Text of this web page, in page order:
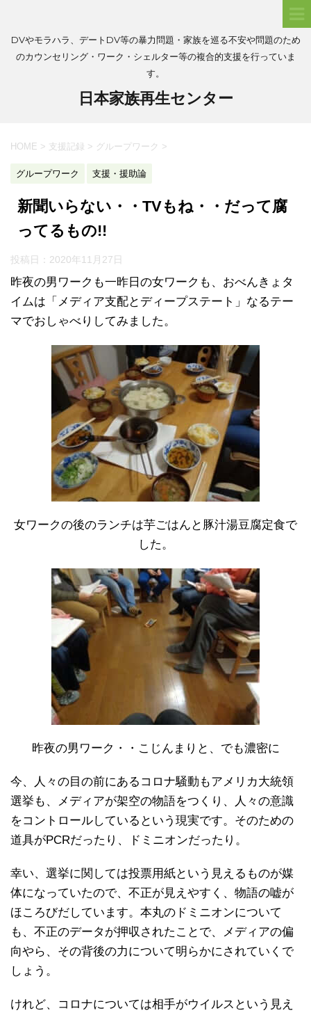
DVやモラハラ、デートDV等の暴力問題・家族を巡る不安や問題のため
のカウンセリング・ワーク・シェルター等の複合的支援を行っていま
す。
日本家族再生センター
HOME > 支援記録 > グループワーク >
グループワーク 支援・援助論
新聞いらない・・TVもね・・だって腐
ってるもの!!
投稿日： 2020年11月27日
昨夜の男ワークも一昨日の女ワークも、おべんきょタ
イムは「メディア支配とディープステート」なるテー
マでおしゃべりしてみました。
女ワークの後のランチは芋ごはんと豚汁湯豆腐定食で
した。
昨夜の男ワーク・・こじんまりと、でも濃密に
今、人々の目の前にあるコロナ騒動もアメリカ大統領
選挙も、メディアが架空の物語をつくり、人々の意識
をコントロールしているという現実です。そのための
道具がPCRだったり、ドミニオンだったり。
幸い、選挙に関しては投票用紙という見えるものが媒
体になっていたので、不正が見えやすく、物語の嘘が
ほころびだしています。本丸のドミニオンについて
も、不正のデータが押収されたことで、メディアの偏
向やら、その背後の力について明らかにされていくで
しょう。
けれど、コロナについては相手がウイルスという見え